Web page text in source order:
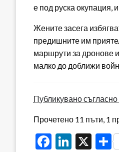
е под руска окупация,
Жените засега
предишните им
маршрути за дронове
малко до доближи
Публикувано
Прочетено 11 пъти, 1
Facebook
X